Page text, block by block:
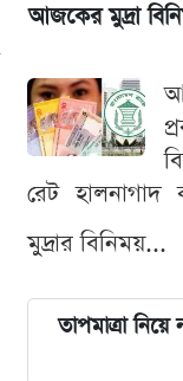
আজকের মুদ্রা
রেট
মুদ্রার বিনিময়...
তাপমাত্রা